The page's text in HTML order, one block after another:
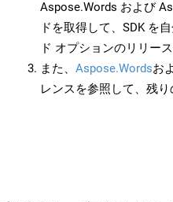
Aspose.Words および
ドを取得して、SDK を
ド オプションのリリー
また、 Aspose.Wordsお
レンスを参照して、残